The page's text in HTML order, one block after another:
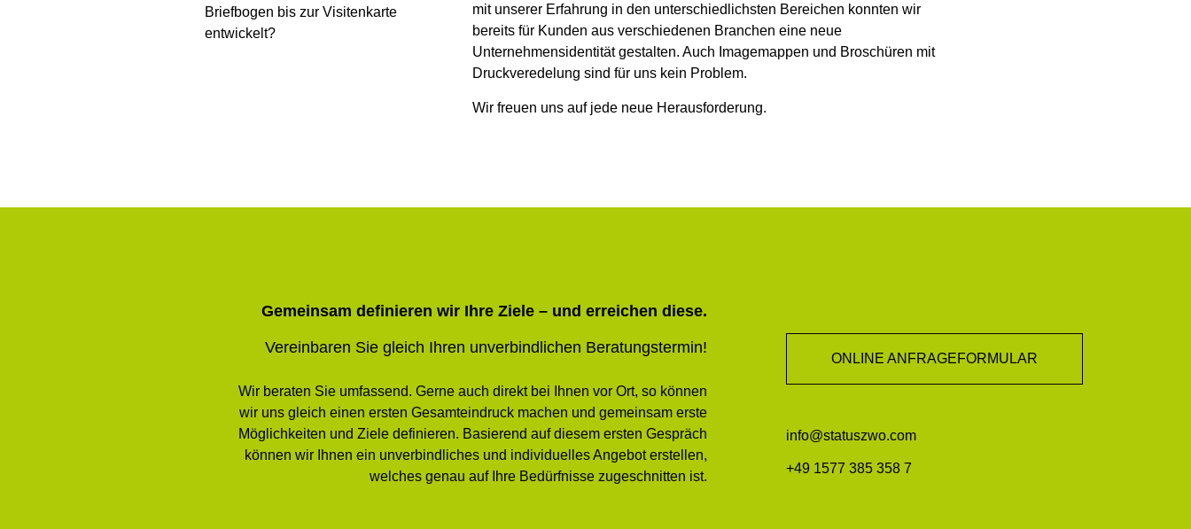
Briefbogen bis zur Visitenkarte
entwickelt?
mit unserer Erfahrung in den unterschiedlichsten Bereichen konnten wir
bereits für Kunden aus verschiedenen Branchen eine neue
Unternehmensidentität gestalten. Auch Imagemappen und Broschüren mit
Druckveredelung sind für uns kein Problem.
Wir freuen uns auf jede neue Herausforderung.
Gemeinsam definieren wir Ihre Ziele – und erreichen diese.
Vereinbaren Sie gleich Ihren unverbindlichen Beratungstermin!
Wir beraten Sie umfassend. Gerne auch direkt bei Ihnen vor Ort, so können
wir uns gleich einen ersten Gesamteindruck machen und gemeinsam erste
Möglichkeiten und Ziele definieren. Basierend auf diesem ersten Gespräch
können wir Ihnen ein unverbindliches und individuelles Angebot erstellen,
welches genau auf Ihre Bedürfnisse zugeschnitten ist.
ONLINE ANFRAGEFORMULAR
info@statuszwo.com
+49 1577 385 358 7